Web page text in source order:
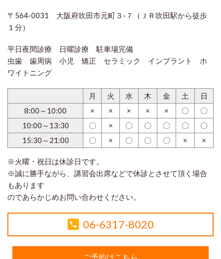
〒564-0031 大阪府吹田市元町３-７（ＪＲ吹田駅から徒歩
１分）
平日夜間診療 日曜診療 駐車場完備
虫歯 歯周病 小児 矯正 セラミック インプラント ホ
ワイトニング
月 火 水 木 金 土
日
8:00～10:00
× × × × × 〇
〇
10:00～13:30
〇 × 〇 〇 〇 〇
〇
15:30～21:00
〇 × 〇 〇 〇 × ×
※火曜・祝日は休診日です。
※誠に勝手ながら、講習会出席などで休診とさせて頂く場合
もあります
のであらかじめお問い合わせください。
06-6317-8020
ご予約はこちら